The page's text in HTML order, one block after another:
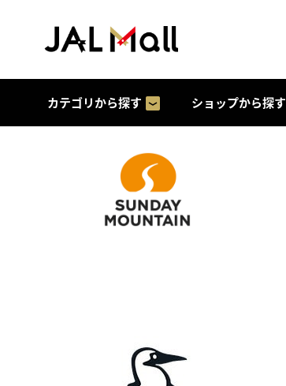
カテゴリから探す ショップから探す